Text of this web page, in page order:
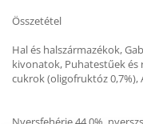
Összetétel
Hal és halszármazékok,
kivonatok, Puhatestűek és
cukrok (oligofruktóz 0,7%),